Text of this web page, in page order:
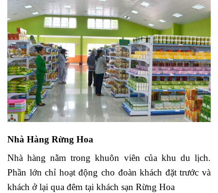
Nhà Hàng Rừng Hoa
Nhà hàng nằm trong khuôn viên của khu du lịch.
Phần lớn chỉ hoạt động cho đoàn khách đặt trước và
khách ở lại qua đêm tại khách sạn Rừng Hoa